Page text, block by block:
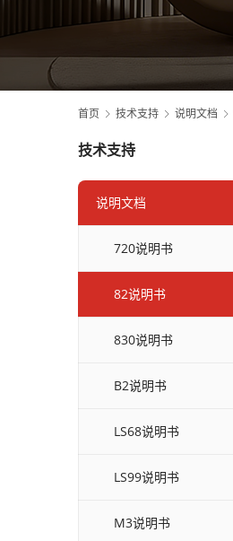
首页 技术支持 说明文档
技术支持
说明文档
720说明书
82说明书
830说明书
B2说明书
LS68说明书
LS99说明书
M3说明书